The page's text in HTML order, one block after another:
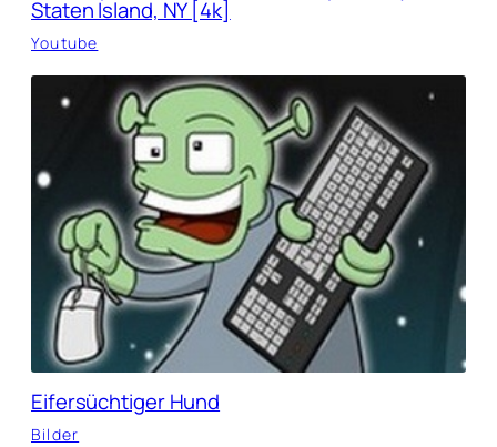
Staten Island, NY [4k]
Youtube
Eifersüchtiger Hund
Bilder